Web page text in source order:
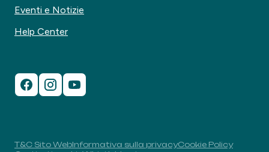
Eventi e Notizie
Help Center
T&C Sito WebInformativa sulla privacyCookie Policy